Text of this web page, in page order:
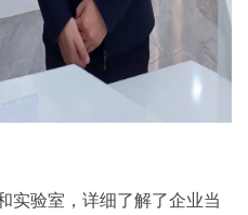
实验室，详细了解了企业当